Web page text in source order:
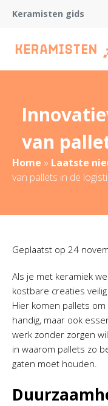
Keramisten gids
van
Home » Laatste
van pallets in de
Geplaatst op 24
Als je met keramiek
kostbare creaties
Hier komen pallets
handig, maar ook
werk zonder zorgen
in waarom pallets zo
gaten moet houden.